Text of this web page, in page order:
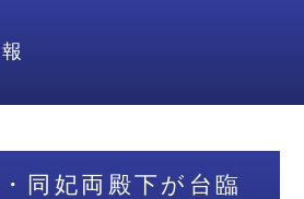
同妃両殿下が台臨